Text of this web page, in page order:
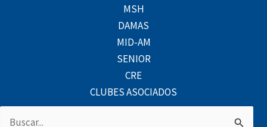
MSH
DAMAS
MID-AM
SENIOR
CRE
CLUBES ASOCIADOS
Buscar